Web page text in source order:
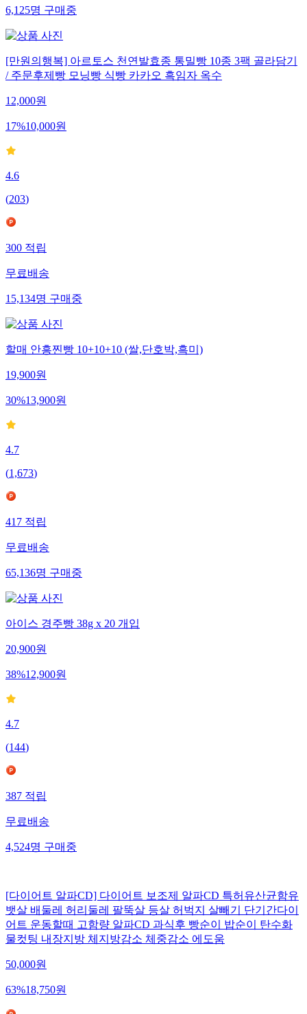
6,125명구매중
[만원의행복] 아르토스 천연발효종 통밀빵 10종 3팩 골라담기
/ 주문후제빵 모닝빵 식빵 카카오 흑임자 옥수
12,000원
17%10,000원
4.6
(203)
300적립
무료배송
15,134명구매중
할매 안흥찐빵 10+10+10 (쌀,단호박,흑미)
19,900원
30%13,900원
4.7
(1,673)
417적립
무료배송
65,136명구매중
아이스 경주빵 38g x 20 개입
20,900원
38%12,900원
4.7
(144)
387적립
무료배송
4,524명구매중
[다이어트 알파CD] 다이어트 보조제 알파CD 특허유산균함유
뱃살 배둘레 허리둘레 팔뚝살 등살 허벅지 살빼기 단기간다이
어트 운동할때 고함량 알파CD 과식후 빵순이 밥순이 탄수화
물컷팅 내장지방 체지방감소 체중감소 에도움
50,000원
63%18,750원